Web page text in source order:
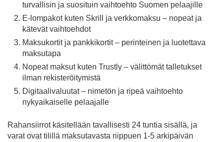
turvallisin ja suosituin vaihtoehto Suomen pelaajille
E-lompakot kuten Skrill ja verkkomaksu – nopeat ja
kätevät vaihtoehdot
Maksukortit ja pankkikortit – perinteinen ja luotettava
maksutapa
Nopeat maksut kuten Trustly – välittömät talletukset
ilman rekisteröitymistä
Digitaalivaluutat – nimetön ja ripeä vaihtoehto
nykyaikaiselle pelaajalle
Rahansiirrot käsitellään tavallisesti 24 tuntia sisällä, ja
varat ovat tilillä maksutavasta riippuen 1-5 arkipäivän